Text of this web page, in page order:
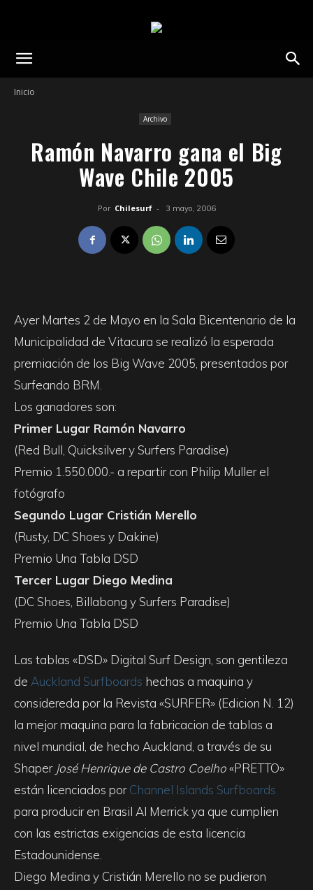
Inicio
Archivo
Ramón Navarro gana el Big
Wave Chile 2005
Por Chilesurf - 3 mayo, 2006
Ayer Martes 2 de Mayo en la Sala Bicentenario de la
Municipalidad de Vitacura se realizó la esperada
premiación de los Big Wave 2005, presentados por
Surfeando BRM.
Los ganadores son:
Primer Lugar Ramón Navarro
(Red Bull, Quicksilver y Surfers Paradise)
Premio 1.550.000.- a repartir con Philip Muller el
fotógrafo
Segundo Lugar Cristián Merello
(Rusty, DC Shoes y Dakine)
Premio Una Tabla DSD
Tercer Lugar Diego Medina
(DC Shoes, Billabong y Surfers Paradise)
Premio Una Tabla DSD
Las tablas «DSD» Digital Surf Design, son gentileza
de Auckland Surfboards hechas a maquina y
considereda por la Revista «SURFER» (Edicion N. 12)
la mejor maquina para la fabricacion de tablas a
nivel mundial, de hecho Auckland, a través de su
Shaper José Henrique de Castro Coelho«PRETTO»
están licenciados porChannel Islands Surfboards
para producir en Brasil Al Merrick ya que cumplien
con las estrictas exigencias de esta licencia
Estadounidense.
Diego Medina y Cristián Merello no se pudieron